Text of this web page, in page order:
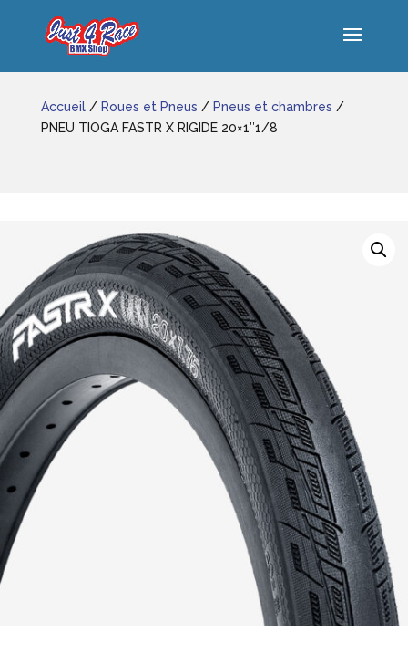
Accueil/ Roues et Pneus / Pneus et chambres /
PNEU TIOGA FASTR X RIGIDE 20×1″1/8